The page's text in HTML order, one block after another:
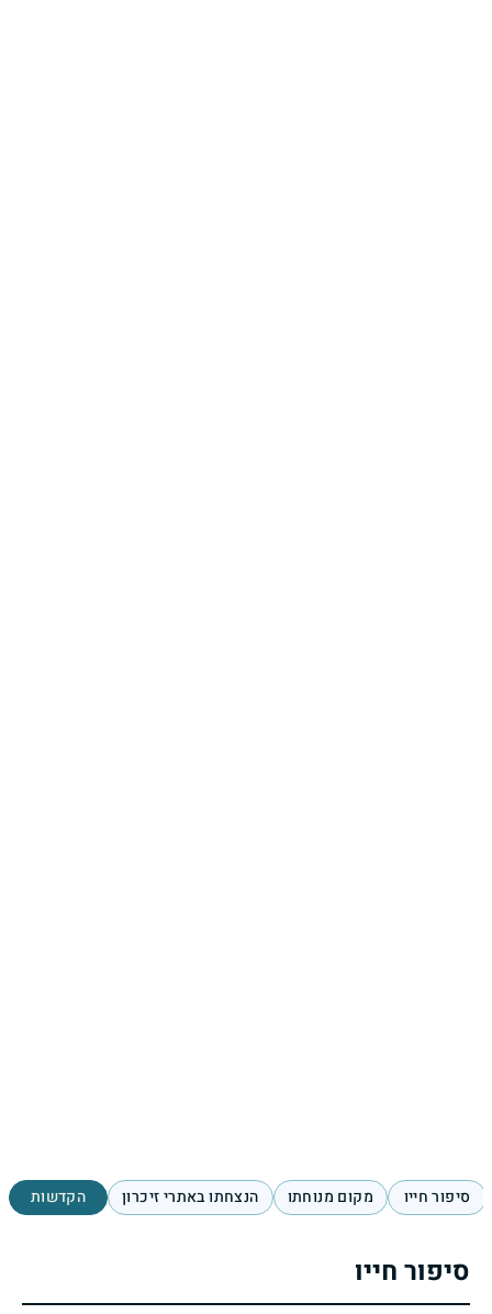
סיפור חייו מקום מנוחתו הנצחתו באתרי זיכרון הקדשות
סיפור חייו